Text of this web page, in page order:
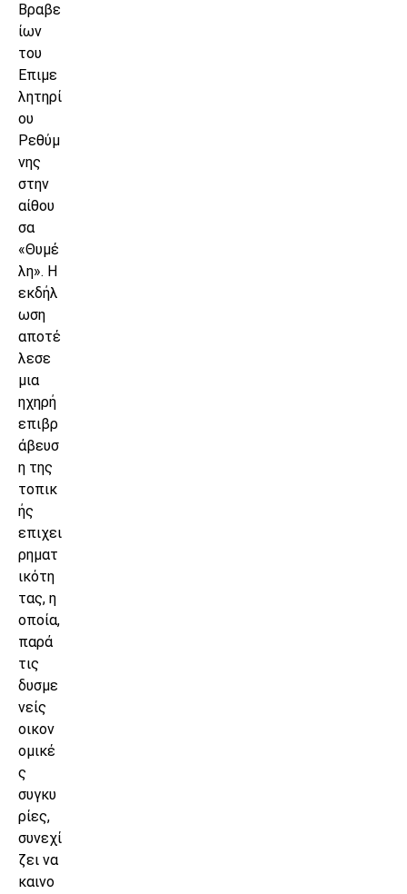
Βραβε
ίων
του
Επιμε
λητηρί
ου
Ρεθύμ
νης
στην
αίθου
σα
«Θυμέ
λη». Η
εκδήλ
ωση
αποτέ
λεσε
μια
ηχηρή
επιβρ
άβευσ
η της
τοπικ
ής
επιχει
ρηματ
ικότη
τας, η
οποία,
παρά
τις
δυσμε
νείς
οικον
ομικέ
ς
συγκυ
ρίες,
συνεχί
ζει να
καινο